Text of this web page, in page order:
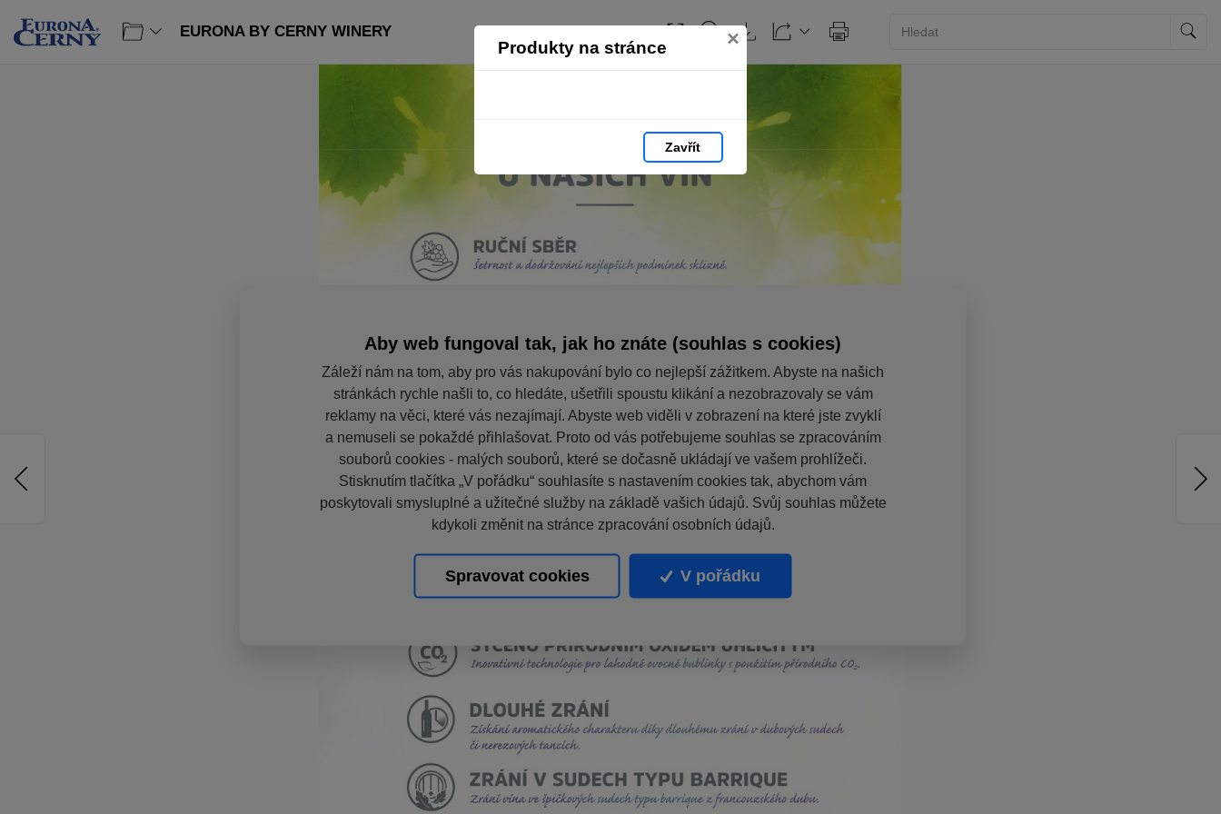
Produkty na stránce ×
Zavřít
EURONA BY CERNY WINERY
Aby web fungoval tak, jak ho znáte (souhlas s cookies)
Záleží nám na tom, aby pro vás nakupování bylo co nejlepší zážitkem. Abyste na našich
stránkách rychle našli to, co hledáte, ušetřili spoustu klikání a nezobrazovaly se vám
reklamy na věci, které vás nezajímají. Abyste web viděli v zobrazení na které jste zvyklí
a nemuseli se pokaždé přihlašovat. Proto od vás potřebujeme souhlas se zpracováním
souborů cookies - malých souborů, které se dočasně ukládají ve vašem prohlížeči.
Stisknutím tlačítka „V pořádku“ souhlasíte s nastavením cookies tak, abychom vám
poskytovali smysluplné a užitečné služby na základě vašich údajů. Svůj souhlas můžete
kdykoli změnit na stránce zpracování osobních údajů.
Spravovat cookies V pořádku